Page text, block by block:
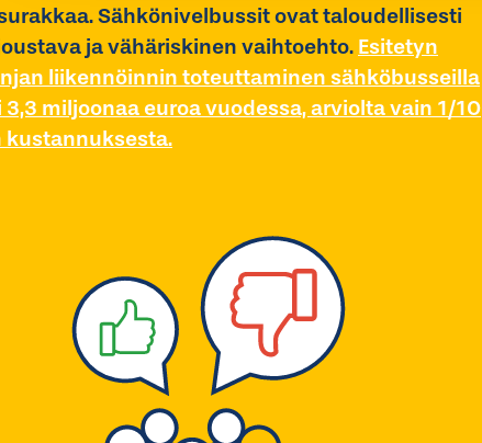
Sähkönivelbussit ovat taloudellisesti
ja vähäriskinen vaihtoehto. Esitetyn
liikennöinnin toteuttaminen sähköbusseilla
3,3 miljoonaa euroa vuodessa, arviolta vain 1/10
kustannuksesta.